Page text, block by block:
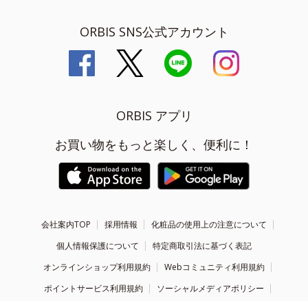
ORBIS SNS公式アカウント
ORBIS アプリ
お買い物をもっと楽しく、便利に！
会社案内TOP 採用情報
化粧品の使用上の注意について
個人情報保護について
特定商取引法に基づく表記
オンラインショップ利用規約
Webコミュニティ利用規約
ポイントサービス利用規約
ソーシャルメディアポリシー